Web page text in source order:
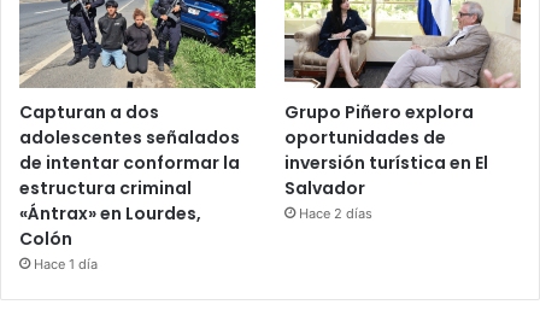
Capturan a dos
adolescentes señalados
de intentar conformar la
estructura criminal
«Ántrax» en Lourdes,
Colón
Hace 1 día
Grupo Piñero explora
oportunidades de
inversión turística en El
Salvador
Hace 2 días